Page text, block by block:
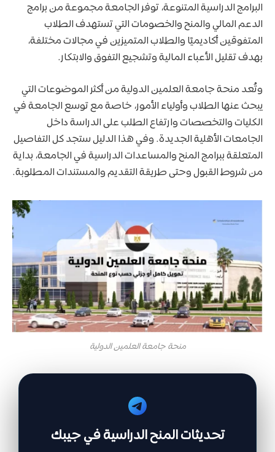
البرامج الدراسية المتنوعة، توفر الجامعة مجموعة من برامج
الدعم المالي والمنح والخصومات التي تستهدف الطلاب
المتفوقين أكاديميًا والطلاب المتميزين في مجالات مختلفة،
بهدف تقليل الأعباء المالية وتشجيع التفوق والابتكار.
وتُعد منحة جامعة العلمين الدولية من أكثر الموضوعات التي
يبحث عنها الطلاب وأولياء الأمور، خاصة مع توسع الجامعة في
الكليات والتخصصات وارتفاع الطلب على الدراسة داخل
الجامعات الأهلية الجديدة. وفي هذا الدليل ستجد كل التفاصيل
المتعلقة ببرامج المنح والمساعدات الدراسية في الجامعة، بداية
من شروط القبول وحتى طريقة التقديم والمستندات المطلوبة.
منحة جامعة العلمين الدولية
تحديثات المنح الدراسية في جيبك